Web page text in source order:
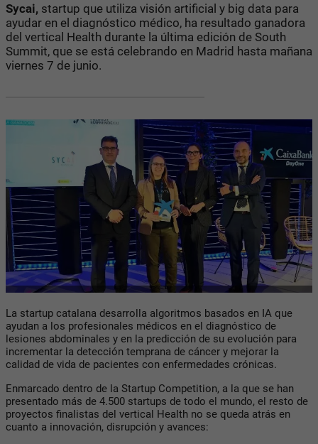
Sycai, startup que utiliza visión artificial y big data para
ayudar en el diagnóstico médico, ha resultado ganadora
del vertical Health durante la última edición de South
Summit, que se está celebrando en Madrid hasta mañana
viernes 7 de junio.
La startup catalana desarrolla algoritmos basados en IA que
ayudan a los profesionales médicos en el diagnóstico de
lesiones abdominales y en la predicción de su evolución para
incrementar la detección temprana de cáncer y mejorar la
calidad de vida de pacientes con enfermedades crónicas.
Enmarcado dentro de la Startup Competition, a la que se han
presentado más de 4.500 startups de todo el mundo, el resto de
proyectos finalistas del vertical Health no se queda atrás en
cuanto a innovación, disrupción y avances: